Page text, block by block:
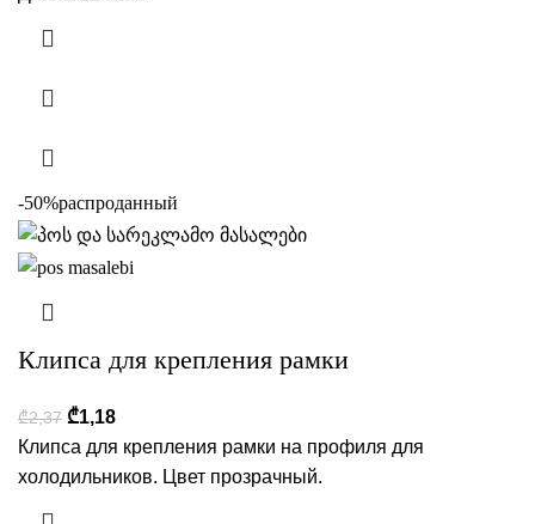
-50%распроданный
Клипса для крепления рамки
₾2,37 ₾1,18
Клипса для крепления рамки на профиля для
холодильников. Цвет прозрачный.